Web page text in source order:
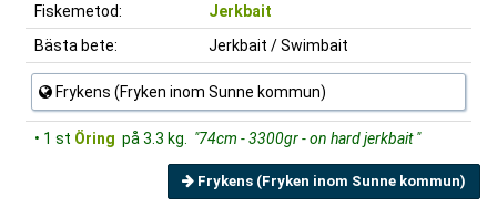
Fiskemetod:
Jerkbait
Bästa bete:
Jerkbait / Swimbait
Frykens (Fryken inom Sunne kommun)
• 1 st Öring på 3.3 kg. "74cm - 3300gr - on hard jerkbait "
Frykens (Fryken inom Sunne kommun)